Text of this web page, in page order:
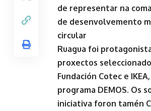
de representar na
de desenvolvemento
circular
Ruagua foi
proxectos
Fundación Cotec e
programa DEMOS. Os
iniciativa foron tamén